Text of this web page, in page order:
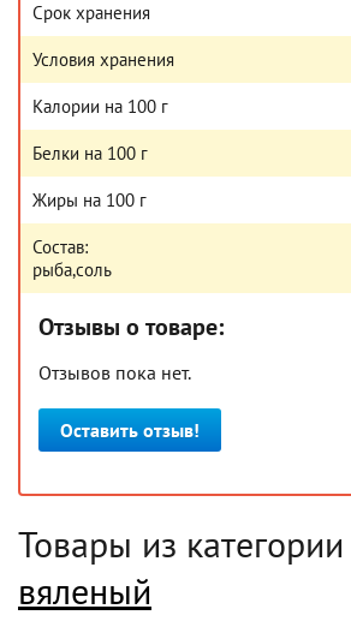
Срок хранения
Условия хранения
Калории на 100 г
Белки на 100 г
Жиры на 100 г
Состав:
рыба,соль
Отзывы о товаре:
Отзывов пока нет.
Оставить отзыв!
Товары из категории
вяленый